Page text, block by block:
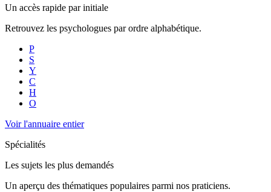
Un accès rapide par initiale
Retrouvez les psychologues par ordre alphabétique.
P
S
Y
C
H
O
Voir l'annuaire entier
Spécialités
Les sujets les plus demandés
Un aperçu des thématiques populaires parmi nos praticiens.